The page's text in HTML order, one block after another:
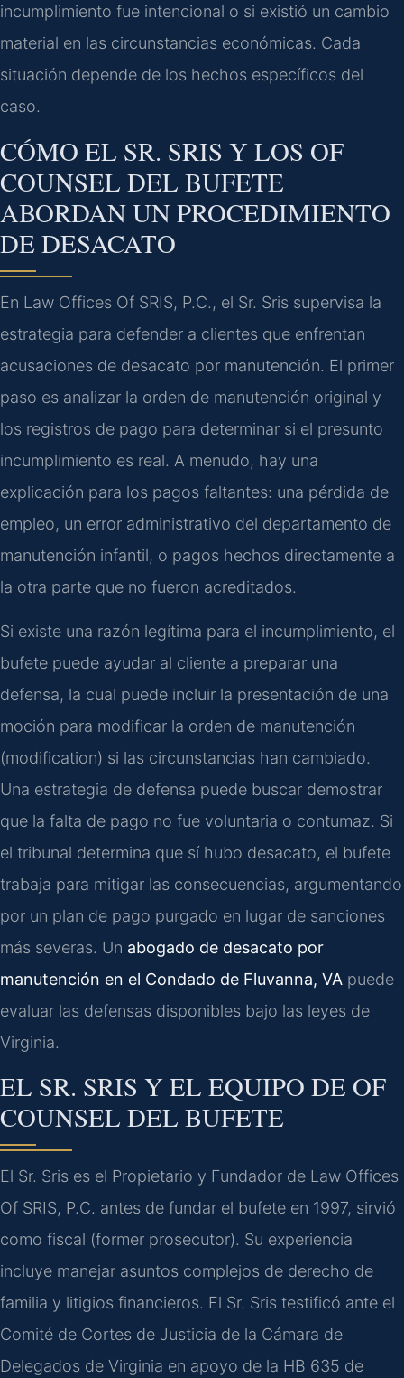
incumplimiento fue intencional o si existió un cambio
material en las circunstancias económicas. Cada
situación depende de los hechos específicos del
caso.
CÓMO EL SR. SRIS Y LOS OF
COUNSEL DEL BUFETE
ABORDAN UN PROCEDIMIENTO
DE DESACATO
En Law Offices Of SRIS, P.C., el Sr. Sris supervisa la
estrategia para defender a clientes que enfrentan
acusaciones de desacato por manutención. El primer
paso es analizar la orden de manutención original y
los registros de pago para determinar si el presunto
incumplimiento es real. A menudo, hay una
explicación para los pagos faltantes: una pérdida de
empleo, un error administrativo del departamento de
manutención infantil, o pagos hechos directamente a
la otra parte que no fueron acreditados.
Si existe una razón legítima para el incumplimiento, el
bufete puede ayudar al cliente a preparar una
defensa, la cual puede incluir la presentación de una
moción para modificar la orden de manutención
(modification) si las circunstancias han cambiado.
Una estrategia de defensa puede buscar demostrar
que la falta de pago no fue voluntaria o contumaz. Si
el tribunal determina que sí hubo desacato, el bufete
trabaja para mitigar las consecuencias, argumentando
por un plan de pago purgado en lugar de sanciones
más severas. Un abogado de desacato por
manutención en el Condado de Fluvanna, VA puede
evaluar las defensas disponibles bajo las leyes de
Virginia.
EL SR. SRIS Y EL EQUIPO DE OF
COUNSEL DEL BUFETE
El Sr. Sris es el Propietario y Fundador de Law Offices
Of SRIS, P.C. antes de fundar el bufete en 1997, sirvió
como fiscal (former prosecutor). Su experiencia
incluye manejar asuntos complejos de derecho de
familia y litigios financieros. El Sr. Sris testificó ante el
Comité de Cortes de Justicia de la Cámara de
Delegados de Virginia en apoyo de la HB 635 de